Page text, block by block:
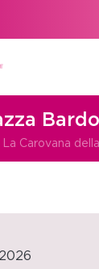
La Carovana